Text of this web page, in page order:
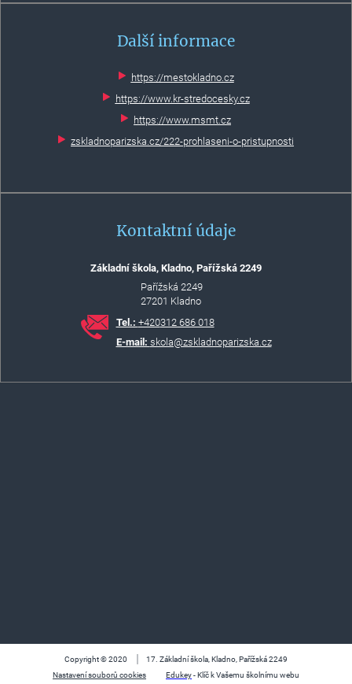
Další informace
https://mestokladno.cz
https://www.kr-stredocesky.cz
https://www.msmt.cz
zskladnoparizska.cz/222-prohlaseni-o-pristupnosti
Kontaktní údaje
Základní škola, Kladno, Pařížská 2249
Pařížská 2249
27201 Kladno
Tel.: +420312 686 018
E-mail: skola@zskladnoparizska.cz
Copyright © 2020
17. Základní škola, Kladno, Pařížská 2249
Nastavení souborů cookies
Edukey- Klíč k Vašemu školnímu webu